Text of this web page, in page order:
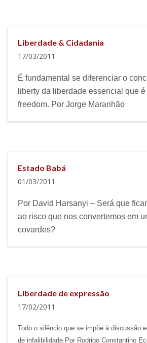
Liberdade & Cidadania
17/03/2011
É fundamental se diferenciar o
liberty da liberdade essencial que
freedom. Por Jorge Maranhão
Estado Babá
01/03/2011
Por David Harsanyi – Será que
ao risco que nos convertemos em
covardes?
Liberdade de expressão
17/02/2011
Todo o silêncio que se impõe à discussão
de infalibilidade Por Rodrigo Constantino